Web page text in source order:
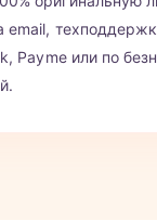
email,
Payme или по